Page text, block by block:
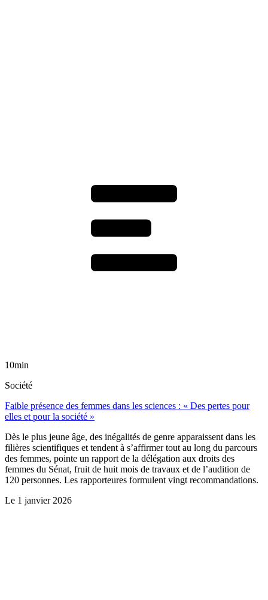
10min
Société
Faible présence des femmes dans les sciences : « Des pertes pour
elles et pour la société »
Dès le plus jeune âge, des inégalités de genre apparaissent dans les
filières scientifiques et tendent à s’affirmer tout au long du parcours
des femmes, pointe un rapport de la délégation aux droits des
femmes du Sénat, fruit de huit mois de travaux et de l’audition de
120 personnes. Les rapporteures formulent vingt recommandations.
Le 1 janvier 2026